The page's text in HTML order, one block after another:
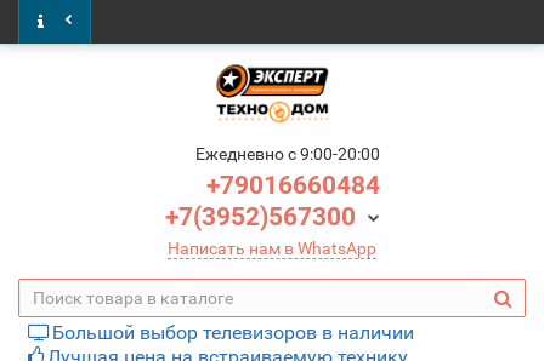
Ежедневно c 9:00-20:00
+79016660484
+7(3952)567300
Написать нам в WhatsApp
Большой выбор телевизоров в наличии